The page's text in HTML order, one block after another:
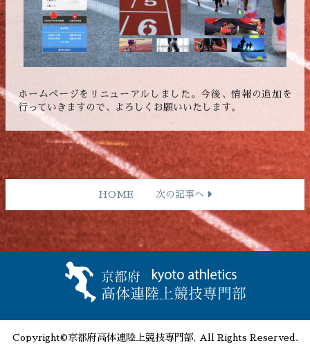
ホームページをリニューアルしました。今後、情報の追加を
行っていきますので、よろしくお願いいたします。
HOME 次の記事へ
Copyright©京都府高体連陸上競技専門部, All Rights Reserved.